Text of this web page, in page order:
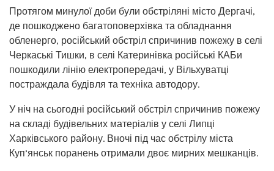
Протягом минулої доби були обстріляні місто Дергачі,
де пошкоджено багатоповерхівка та обладнання
обленерго, російський обстріл спричинив пожежу в селі
Черкаські Тишки, в селі Катеринівка російські КАБи
пошкодили лінію електропередачі, у Вільхуватці
постраждала будівля та техніка автодору.
У ніч на сьогодні російський обстріл спричинив пожежу
на складі будівельних матеріалів у селі Липці
Харківського району. Вночі під час обстрілу міста
Куп’янськ поранень отримали двоє мирних мешканців.